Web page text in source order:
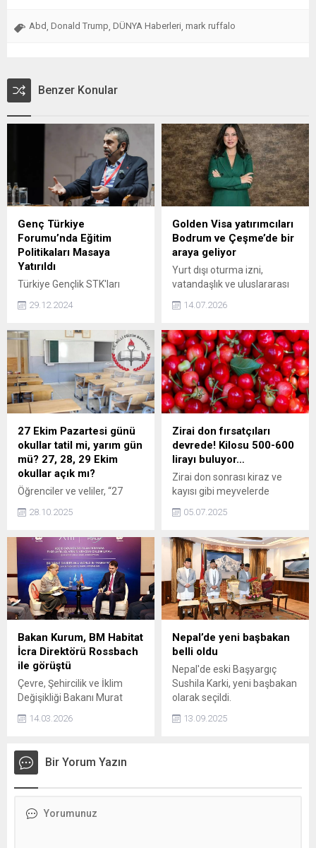
Abd Donald Trump DÜNYA Haberleri mark ruffalo
Benzer Konular
Genç Türkiye
Forumu’nda Eğitim
Politikaları Masaya
Yatırıldı
Türkiye Gençlik STK'ları
düzenlenen 10'uncu Genç
Eğitim Bakanı Yusuf Tekin
ve Bilal Erdoğan, eğitim
politikaları üzerine yapılan
derinlemesine tartışmalar
ve araştırmalar hakkında
görüşlerini paylaştı.
29.12.2024
Golden Visa yatırımcıları
Bodrum ve Çeşme’de bir
araya geliyor
Yurt dışı oturma izni,
vatandaşlık ve uluslararası
alanında danışmanlık
yaz sezonunda Visa
yatırımcılarını Bodrum ve
Çeşme’de bir araya
getireceğini duyurdu. Şirket,
23 Temmuz'da Çeşme'de,
25 Temmuz'da ise
Bodrum'da düzenleyeceği
yatırım buluşmalarında; 250
bin Euro’dan başlayan
Golden Visa fırsatlarını,
Yunanistan'daki projeleri ve
yatırım süreçlerinde dikkat...
14.07.2026
27 Ekim Pazartesi günü
okullar tatil mi, yarım gün
mü? 27, 28, 29 Ekim
okullar açık mı?
Öğrenciler ve veliler, “27
tatil mi olacak?”, “Pazartesi
işlenecek?” gibi soruların
yanıtlarını merak ediyor.
Hem hava koşulları hem de
29 Ekim Cumhuriyet
Bayramı nedeniyle eğitimle
ilgili durum araştırılıyor.
28.10.2025
Zirai don fırsatçıları
devrede! Kilosu 500-600
lirayı buluyor…
Zirai don sonrası kiraz ve
kayısı gibi meyvelerde
artırırken, bazı marketlerin
ürünleri bile yüksek kar
marjıyla sattığı ifade edildi.
Uzmanlar, fırsatçılık olarak
nitelendirdi.
05.07.2025
Bakan Kurum, BM Habitat
İcra Direktörü Rossbach
ile görüştü
Çevre, Şehircilik ve İklim
Değişikliği Bakanı Murat
(BM) Habitat İcra Direktörü
Bakü’de bir araya geldi.
14.03.2026
Nepal’de yeni başbakan
belli oldu
Nepal'de eski Başyargıç
Sushila Karki, yeni başbakan
olarak seçildi.
13.09.2025
Bir Yorum Yazın